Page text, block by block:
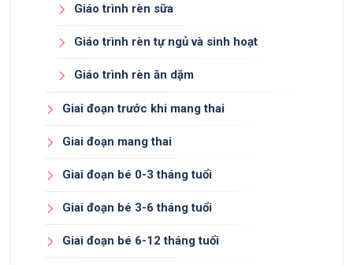
Giáo trình rèn sữa
Giáo trình rèn tự ngủ và sinh hoạt
Giáo trình rèn ăn dặm
Giai đoạn trước khi mang thai
Giai đoạn mang thai
Giai đoạn bé 0-3 tháng tuổi
Giai đoạn bé 3-6 tháng tuổi
Giai đoạn bé 6-12 tháng tuổi